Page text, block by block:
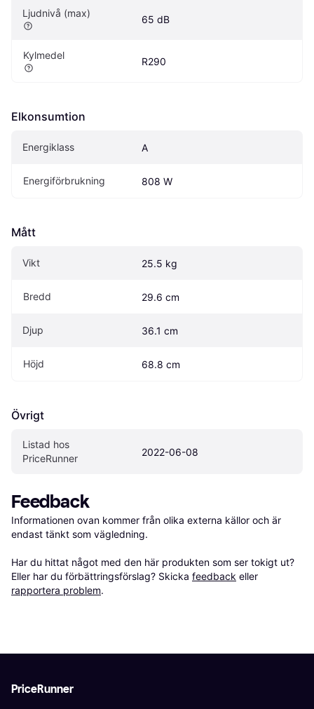
Ljudnivå (max)
65 dB
Kylmedel
R290
Elkonsumtion
Energiklass A
Energiförbrukning 808 W
Mått
Vikt 25.5 kg
Bredd 29.6 cm
Djup 36.1 cm
Höjd 68.8 cm
Övrigt
Listad hos
PriceRunner
2022-06-08
Feedback
Informationen ovan kommer från olika externa källor och är
endast tänkt som vägledning.
Har du hittat något med den här produkten som ser tokigt ut?
Eller har du förbättringsförslag? Skicka feedback eller
rapportera problem.
PriceRunner